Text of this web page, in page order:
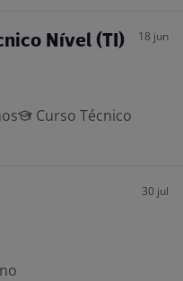
Nível (TI) 18 jun
Curso Técnico
30 jul